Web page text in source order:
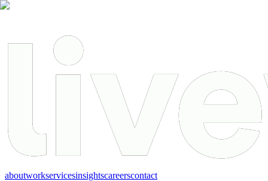
aboutworkservicesinsightscareerscontact